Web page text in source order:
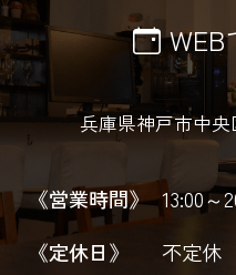
兵庫県神戸市中
《営業時間》 13:00～
《定休日》
不定休